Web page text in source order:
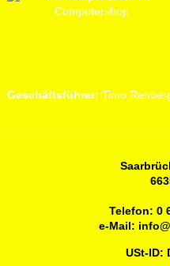
Geschäftsführer: Timo
Telefon:0
e-Mail:
USt-ID: